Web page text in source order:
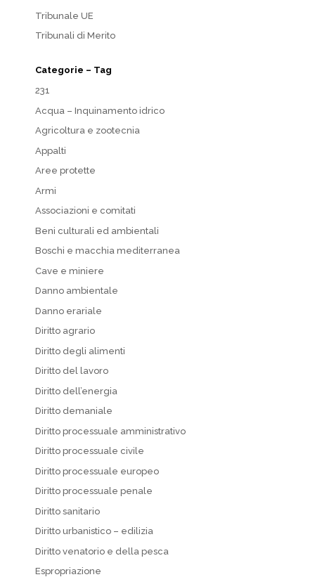
Tribunale UE
Tribunali di Merito
Categorie – Tag
231
Acqua – Inquinamento idrico
Agricoltura e zootecnia
Appalti
Aree protette
Armi
Associazioni e comitati
Beni culturali ed ambientali
Boschi e macchia mediterranea
Cave e miniere
Danno ambientale
Danno erariale
Diritto agrario
Diritto degli alimenti
Diritto del lavoro
Diritto dell’energia
Diritto demaniale
Diritto processuale amministrativo
Diritto processuale civile
Diritto processuale europeo
Diritto processuale penale
Diritto sanitario
Diritto urbanistico – edilizia
Diritto venatorio e della pesca
Espropriazione